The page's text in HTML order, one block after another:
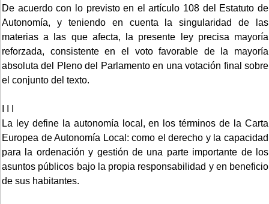
De acuerdo con lo previsto en el artículo 108 del Estatuto de
Autonomía, y teniendo en cuenta la singularidad de las
materias a las que afecta, la presente ley precisa mayoría
reforzada, consistente en el voto favorable de la mayoría
absoluta del Pleno del Parlamento en una votación final sobre
el conjunto del texto.
La ley define la autonomía local, en los términos de la Carta
Europea de Autonomía Local: como el derecho y la capacidad
para la ordenación y gestión de una parte importante de los
asuntos públicos bajo la propia responsabilidad y en beneficio
de sus habitantes.